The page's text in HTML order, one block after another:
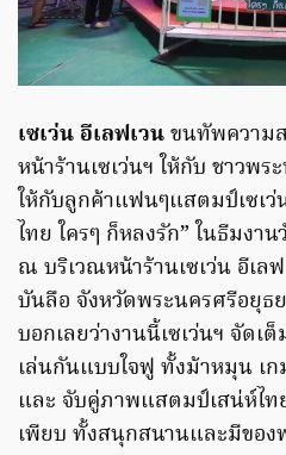
เซเว่น อีเลฟเวนขนทัพความ
หน้าร้านเซเว่นฯ ให้กับ ชาวพ
ให้กับลูกค้าแฟนๆแสตมป์เซเ
ไทย ใครๆ ก็หลงรัก” ในธีมงา
ณ บริเวณหน้าร้านเซเว่น อีเล
บันลือ จังหวัดพระนครศรีอยุธ
บอกเลยว่างานนี้เซเว่นฯ จัดเ
เล่นกันแบบใจฟู ทั้งม้าหมุน เก
และ จับคู่ภาพแสตมป์เสน่ห์ไ
เพียบ ทั้งสนุกสนานและมีขอ